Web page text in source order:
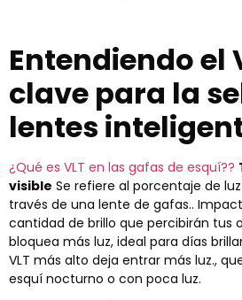
Entendiendo el
clave para la
lentes
¿Qué es VLT en las gafas de esquí??
visible Se refiere al porcentaje de
través de una lente de gafas..
cantidad de brillo que percibirán tus
bloquea más luz, ideal para días
VLT más alto deja entrar más luz.,
esquí nocturno o con poca luz.